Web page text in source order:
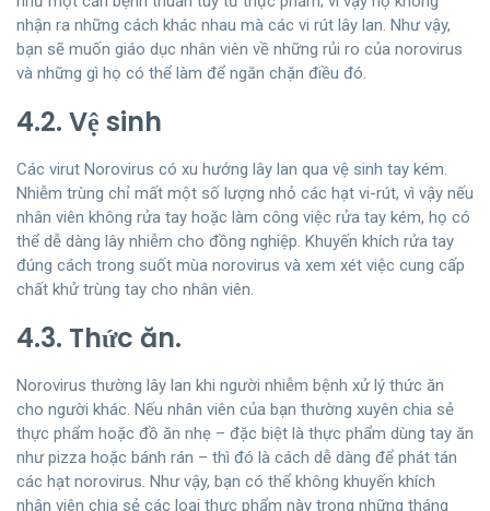
nhận ra những cách khác nhau mà các vi rút lây lan. Như vậy,
bạn sẽ muốn giáo dục nhân viên về những rủi ro của norovirus
và những gì họ có thể làm để ngăn chặn điều đó.
4.2. Vệ sinh
Các virut Norovirus có xu hướng lây lan qua vệ sinh tay kém.
Nhiễm trùng chỉ mất một số lượng nhỏ các hạt vi-rút, vì vậy nếu
nhân viên không rửa tay hoặc làm công việc rửa tay kém, họ có
thể dễ dàng lây nhiễm cho đồng nghiệp. Khuyến khích rửa tay
đúng cách trong suốt mùa norovirus và xem xét việc cung cấp
chất khử trùng tay cho nhân viên.
4.3. Thức ăn.
Norovirus thường lây lan khi người nhiễm bệnh xử lý thức ăn
cho người khác. Nếu nhân viên của bạn thường xuyên chia sẻ
thực phẩm hoặc đồ ăn nhẹ – đặc biệt là thực phẩm dùng tay ăn
như pizza hoặc bánh rán – thì đó là cách dễ dàng để phát tán
các hạt norovirus. Như vậy, bạn có thể không khuyến khích
nhân viên chia sẻ các loại thực phẩm này trong những tháng